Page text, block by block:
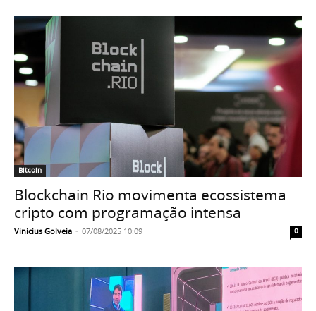
Bitcoin
Blockchain Rio movimenta ecossistema
cripto com programação intensa
Vinicius Golveia - 07/08/2025 10:09 0